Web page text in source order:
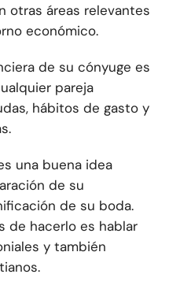
otras áreas relevantes
económico.
de su cónyuge es
pareja
hábitos de gasto y
una buena idea
de su
de su boda.
de hacerlo es hablar
y también